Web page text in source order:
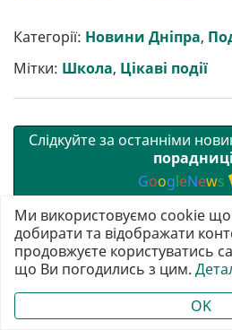
р
и
т
и
b
o
o
k
t
e
r
l g
r
a
m
s
A
p
p
Категорії: Новини Дніпра,
Мітки: Школа, Цікаві події
Слідкуйте за останніми
порадниці
GoogleNews
Ми використовуємо cookie
добирати та відображати
продовжуєте користуватись
що Ви погодились з цим.
OK